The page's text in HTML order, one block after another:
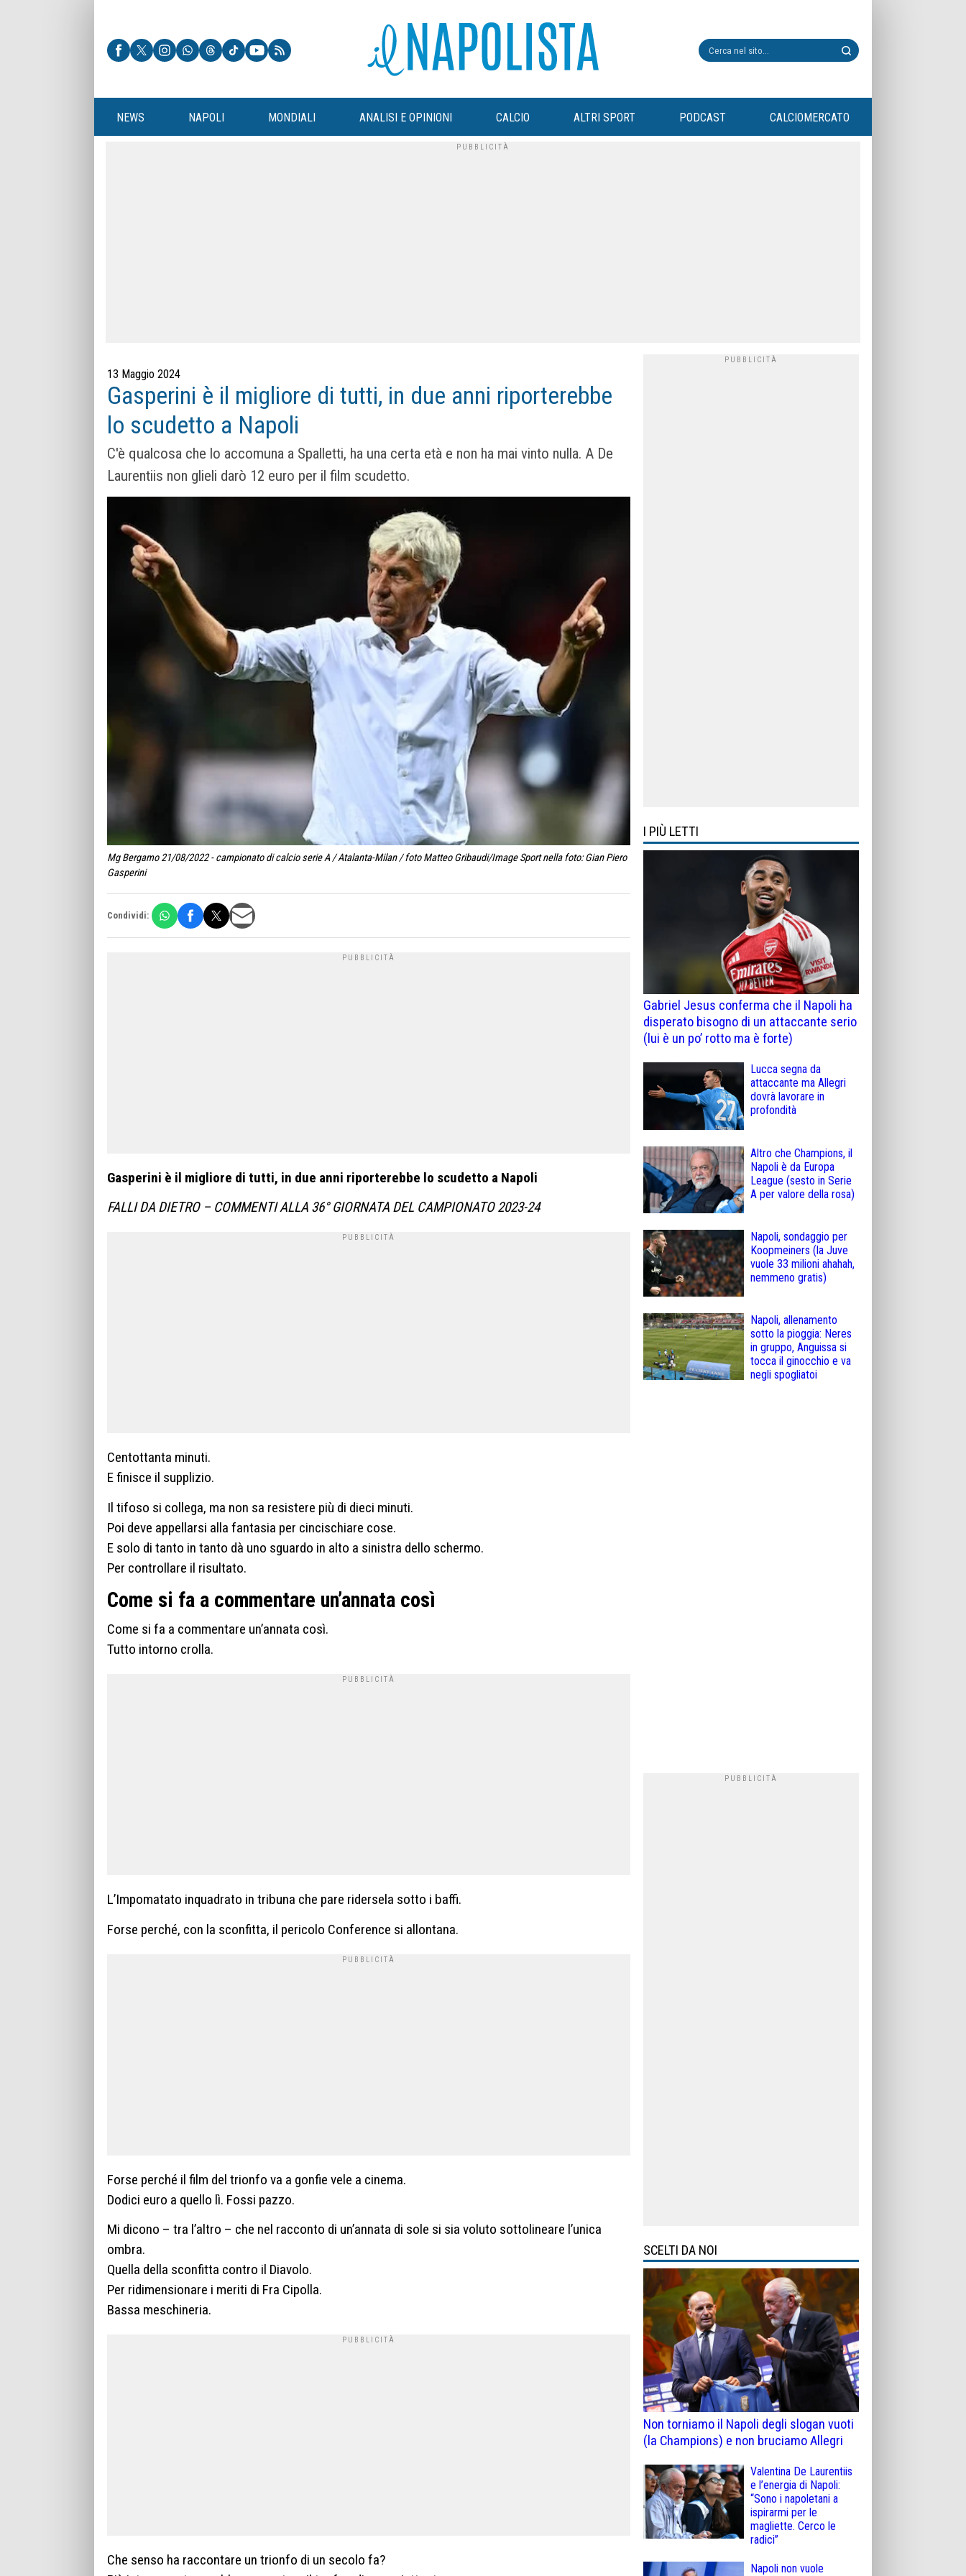
NEWS NAPOLI MONDIALI ANALISI E OPINIONI CALCIO ALTRI SPORT PODCAST CALCIOMERCATO
13 Maggio 2024
Gasperini è il migliore di tutti, in due anni riporterebbe
lo scudetto a Napoli
C'è qualcosa che lo accomuna a Spalletti, ha una certa età e non ha mai vinto nulla. A De
Laurentiis non glieli darò 12 euro per il film scudetto.
Mg Bergamo 21/08/2022 - campionato di calcio serie A / Atalanta-Milan / foto Matteo Gribaudi/Image Sport nella foto: Gian Piero
Gasperini
Condividi:
Gasperini è il migliore di tutti, in due anni riporterebbe lo scudetto a Napoli
FALLI DA DIETRO – COMMENTI ALLA 36° GIORNATA DEL CAMPIONATO 2023-24
Centottanta minuti.
E finisce il supplizio.
Il tifoso si collega, ma non sa resistere più di dieci minuti.
Poi deve appellarsi alla fantasia per cincischiare cose.
E solo di tanto in tanto dà uno sguardo in alto a sinistra dello schermo.
Per controllare il risultato.
Come si fa a commentare un’annata così
Come si fa a commentare un’annata così.
Tutto intorno crolla.
L’Impomatato inquadrato in tribuna che pare ridersela sotto i baffi.
Forse perché, con la sconfitta, il pericolo Conference si allontana.
Forse perché il film del trionfo va a gonfie vele a cinema.
Dodici euro a quello lì. Fossi pazzo.
Mi dicono – tra l’altro – che nel racconto di un’annata di sole si sia voluto sottolineare l’unica
ombra.
Quella della sconfitta contro il Diavolo.
Per ridimensionare i meriti di Fra Cipolla.
Bassa meschineria.
Che senso ha raccontare un trionfo di un secolo fa?
I PIÙ LETTI
Gabriel Jesus conferma che il Napoli ha
disperato bisogno di un attaccante serio
(lui è un po’ rotto ma è forte)
Lucca segna da
attaccante ma Allegri
dovrà lavorare in
profondità
Altro che Champions, il
Napoli è da Europa
League (sesto in Serie
A per valore della rosa)
Napoli, sondaggio per
Koopmeiners (la Juve
vuole 33 milioni ahahah,
nemmeno gratis)
Napoli, allenamento
sotto la pioggia: Neres
in gruppo, Anguissa si
tocca il ginocchio e va
negli spogliatoi
SCELTI DA NOI
Non torniamo il Napoli degli slogan vuoti
(la Champions) e non bruciamo Allegri
Valentina De Laurentiis
e l’energia di Napoli:
“Sono i napoletani a
ispirarmi per le
magliette. Cerco le
radici”
Napoli non vuole